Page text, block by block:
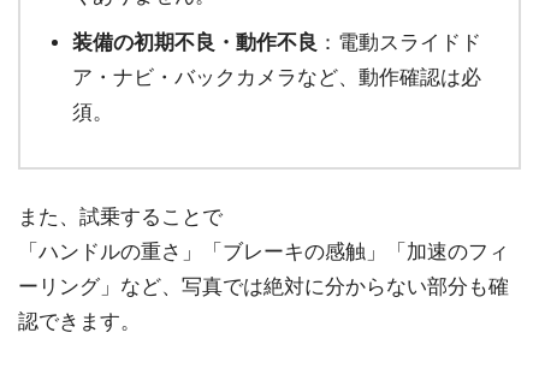
装備の初期不良・動作不良 ：電動スライドド
ア・ナビ・バックカメラなど、動作確認は必
須。
また、試乗することで
「ハンドルの重さ」「ブレーキの感触」「加速のフィ
ーリング」など、写真では絶対に分からない部分も確
認できます。